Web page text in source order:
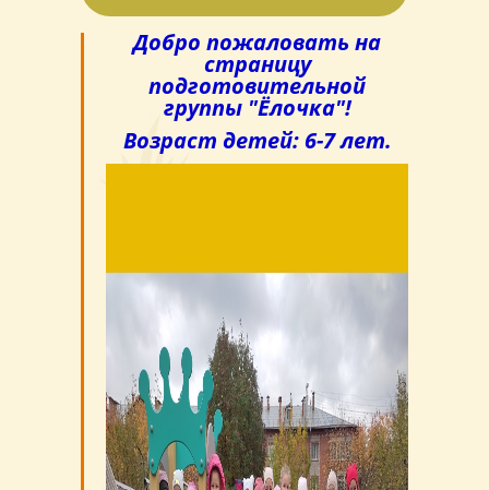
Добро пожаловать на
страницу
подготовительной
группы "Ёлочка"!
Возраст детей: 6-7 лет.